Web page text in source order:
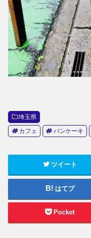
埼玉県
カフェ パンケーキ
ツイート
はてブ
Pocket